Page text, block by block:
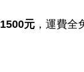
1500元 ，運費全